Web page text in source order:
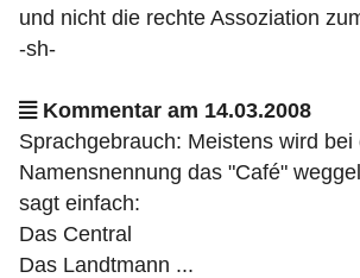
und nicht die rechte Assoziation
-sh-
Kommentar am 14.03.2008
Sprachgebrauch: Meistens wird bei
Namensnennung das "Café"
sagt einfach:
Das Central
Das Landtmann ...